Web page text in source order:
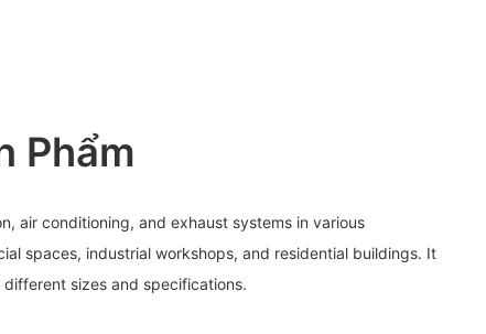
Phẩm
air conditioning, and exhaust systems in various
spaces, industrial workshops, and residential buildings. It
sizes and specifications.